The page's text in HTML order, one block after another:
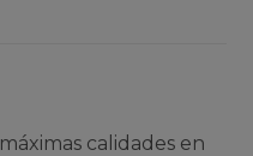
calidades en